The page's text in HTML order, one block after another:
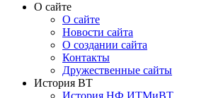
О сайте
О сайте
Новости сайта
О создании сайта
Контакты
Дружественные сайты
История ВТ
История НФ ИТМиВТ